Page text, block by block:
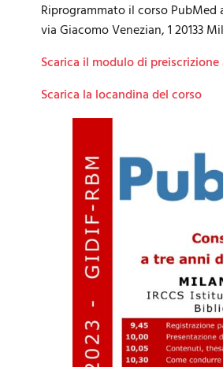
Riprogrammato il corso PubMed
via Giacomo Venezian, 1 20133
Scarica il modulo di
Scarica la locandina del corso